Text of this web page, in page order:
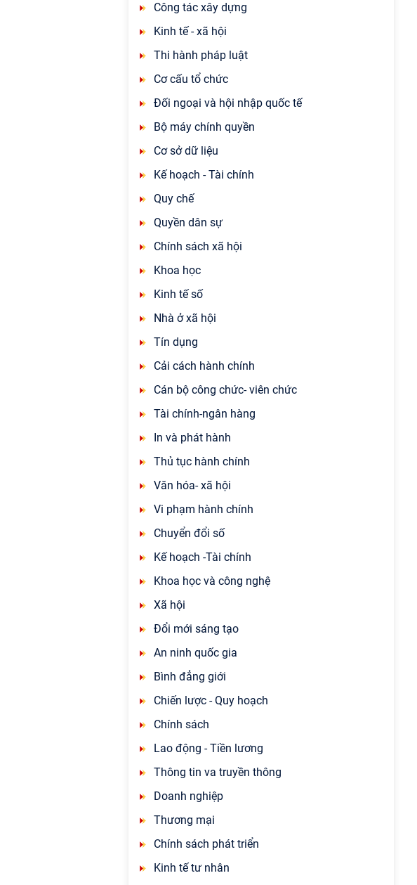
Công tác xây dựng
Kinh tế - xã hội
Thi hành pháp luật
Cơ cấu tổ chức
Đối ngoại và hội nhập quốc tế
Bộ máy chính quyền
Cơ sở dữ liệu
Kế hoạch - Tài chính
Quy chế
Quyền dân sự
Chính sách xã hội
Khoa học
Kinh tế số
Nhà ở xã hội
Tín dụng
Cải cách hành chính
Cán bộ công chức- viên chức
Tài chính-ngân hàng
In và phát hành
Thủ tục hành chính
Văn hóa- xã hội
Vi phạm hành chính
Chuyển đổi số
Kế hoạch -Tài chính
Khoa học và công nghệ
Xã hội
Đổi mới sáng tạo
An ninh quốc gia
Bình đẳng giới
Chiến lược - Quy hoạch
Chính sách
Lao động - Tiền lương
Thông tin va truyền thông
Doanh nghiệp
Thương mại
Chính sách phát triển
Kinh tế tư nhân